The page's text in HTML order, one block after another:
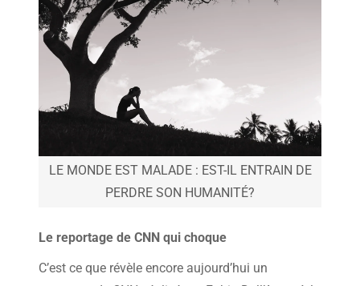
LE MONDE EST MALADE : EST-IL ENTRAIN DE
PERDRE SON HUMANITÉ?
Le reportage de CNN qui choque
C’est ce que révèle encore aujourd’hui un